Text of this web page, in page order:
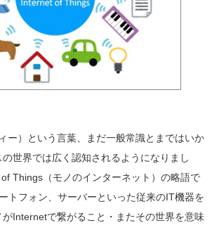
ー）という言葉、まだ一般常識とまではいか
世界では広く認知されるようになりまし
Things（モノのインターネット）の略語で
トフォン、サーバーといった従来のIT機器を
Internetで繋がること・またその世界を意味